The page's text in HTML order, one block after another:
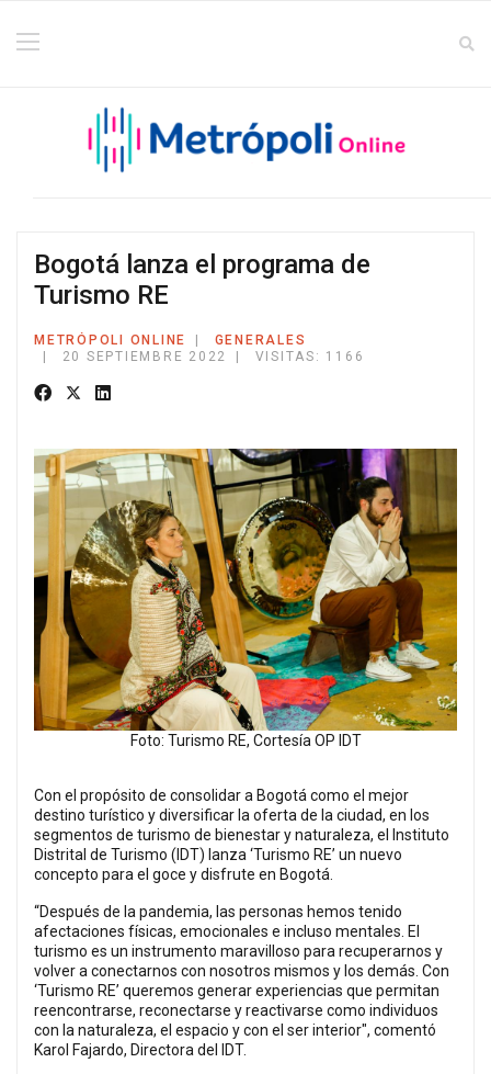
Bogotá lanza el programa de
Turismo RE
METRÓPOLI ONLINE
GENERALES
20 SEPTIEMBRE 2022
VISITAS: 1166
Foto: Turismo RE, Cortesía OP IDT
Con el propósito de consolidar a Bogotá como el mejor
destino turístico y diversificar la oferta de la ciudad, en los
segmentos de turismo de bienestar y naturaleza, el Instituto
Distrital de Turismo (IDT) lanza ‘Turismo RE’ un nuevo
concepto para el goce y disfrute en Bogotá.
“Después de la pandemia, las personas hemos tenido
afectaciones físicas, emocionales e incluso mentales. El
turismo es un instrumento maravilloso para recuperarnos y
volver a conectarnos con nosotros mismos y los demás. Con
‘Turismo RE’ queremos generar experiencias que permitan
reencontrarse, reconectarse y reactivarse como individuos
con la naturaleza, el espacio y con el ser interior", comentó
Karol Fajardo, Directora del IDT.